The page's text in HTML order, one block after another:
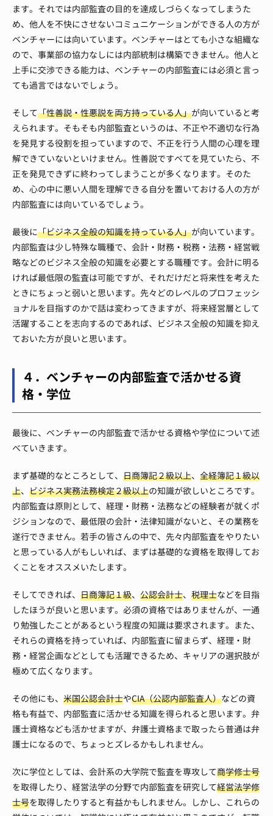
ます。 それでは内部監査の目的を達成しづらくなってしまうた
め、他人を不快にさせないコミュニケーションができる人の方が
ベンチャーには向いています。 ベンチャーはとても小さな組織な
ので、事業部の協力なしには内部統制は構築できません。 他人と
上手に交渉できる能力は、ベンチャーの内部監査には必須と言っ
ても過言ではないでしょう。
そして「性善説・性悪説を両方持っている人」が向いていると考
えられます。 そもそも内部監査というのは、不正や不適切な行為
を発見する役割を担っていますので、不正を行う人間の心理を理
解できていないといけません。 性善説ですべてを見ていたら、不
正を発見できずに終わってしまうことが多くなります。 そのた
め、心の中に悪い人間を理解できる自分を置いておける人の方が
内部監査には向いているでしょう。
最後に「ビジネス全般の知識を持っている人」が向いています。
内部監査は少し特殊な職種で、会計・財務・税務・法務・経営戦
略などのビジネス全般の知識を必要とする職種です。 会計に明る
ければ最低限の監査は可能ですが、それだけだと将来性を考えた
ときにちょっと弱いと思います。 先々どのレベルのプロフェッシ
ョナルを目指すのかで話は変わってきますが、将来経営層として
活躍することを志向するのであれば、ビジネス全般の知識を抑え
ておいた方が良いと思います。
４．ベンチャーの内部監査で活かせる資
格・学位
最後に、ベンチャーの内部監査で活かせる資格や学位について述
べていきます。
まず基礎的なところとして、 日商簿記２級以上、 全経簿記１級以
上、 ビジネス実務法務検定２級以上の知識が欲しいところです。
内部監査は原則として、経理・財務・法務などの経験者が就くポ
ジションなので、最低限の会計・法律知識がないと、その業務を
遂行できません。 若手の皆さんの中で、先々内部監査をやりたい
と思っている人がもしいれば、まずは基礎的な資格を取得してお
くことをオススメいたします。
そしてできれば、 日商簿記１級、 公認会計士、 税理士などを目指
したほうが良いと思います。 必須の資格ではありませんが、一通
り勉強したことがあるという程度の知識は要求されます。 また、
それらの資格を持っていれば、内部監査に留まらず、経理・財
務・経営企画などとしても活躍できるため、キャリアの選択肢が
極めて広くなります。
その他にも、 米国公認会計士やCIA（公認内部監査人）などの資
格も有益で、内部監査に活かせる知識を得られると思います。 弁
護士資格なども活かせますが、弁護士資格まで取ったら普通は弁
護士になるので、ちょっとズレるかもしれません。
次に学位としては、会計系の大学院で監査を専攻して商学修士号
を取得したり、経営法学の分野で内部監査を研究して経営法学修
士号を取得したりすると有益かもしれません。
しかし、これらの